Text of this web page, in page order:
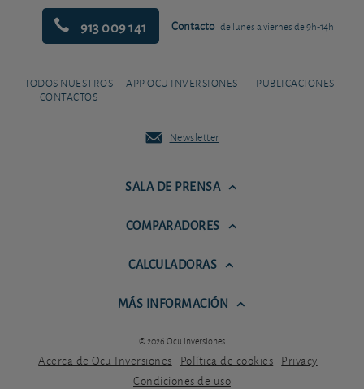
913 009 141 Contacto de lunes a viernes de 9h-14h
TODOS NUESTROS
CONTACTOS
APP OCU INVERSIONES PUBLICACIONES
Newsletter
SALA DE PRENSA
COMPARADORES
CALCULADORAS
MÁS INFORMACIÓN
© 2026 Ocu Inversiones
Acerca de Ocu Inversiones Política de cookies Privacy
Condiciones de uso